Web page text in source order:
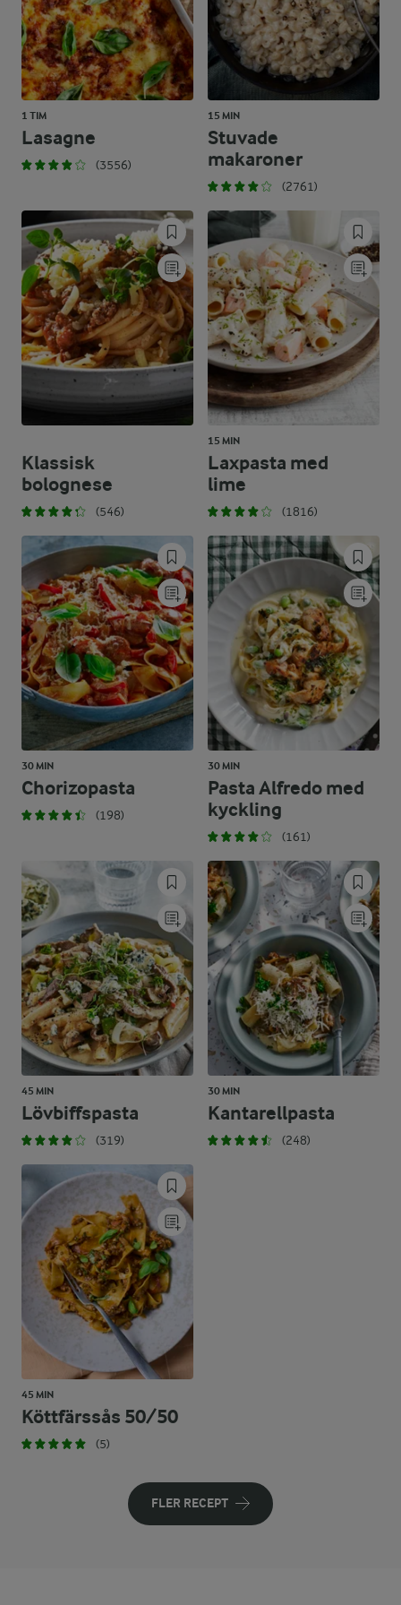
1 TIM
Lasagne
(3556)
15 MIN
Stuvade
makaroner
(2761)
Klassisk
bolognese
(546)
15 MIN
Laxpasta med
lime
(1816)
30 MIN
Chorizopasta
(198)
30 MIN
Pasta Alfredo med
kyckling
(161)
45 MIN
Lövbiffspasta
(319)
30 MIN
Kantarellpasta
(248)
45 MIN
Köttfärssås 50/50
(5)
FLER RECEPT